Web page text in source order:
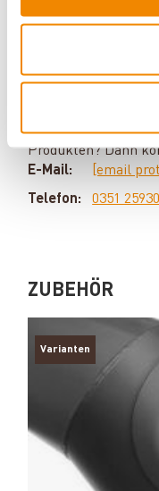
Ihr Berater
Kaminöfen. Keine
Problem ungelöst.
Produkten? Dann
E-Mail:
[email
Telefon:
0351
ZUBEHÖR
Varianten